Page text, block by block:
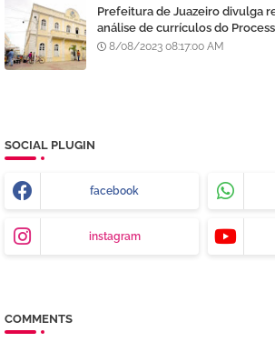
Prefeitura de Juazeiro divulga
análise de currículos do
8/08/2023 08:17:00 AM
SOCIAL PLUGIN
facebook
instagram
COMMENTS